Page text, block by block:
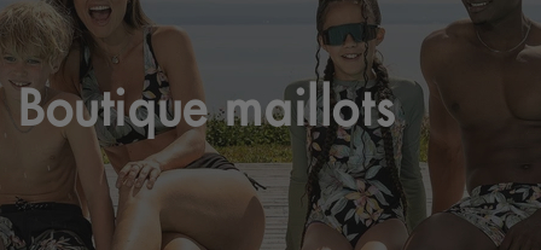
Boutique maillots